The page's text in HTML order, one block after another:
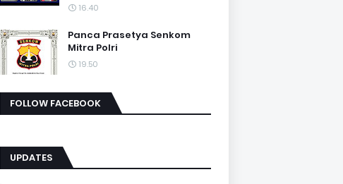
16.40
Panca Prasetya Senkom
Mitra Polri
19.50
FOLLOW FACEBOOK
UPDATES